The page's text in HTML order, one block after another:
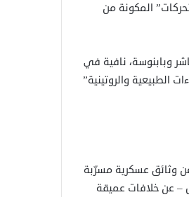
المكونة من
وبابنوسة، نافية في
الطبيعية والروتينية”
وثائق عسكرية مسرّبة
– عن خلافات عميقة